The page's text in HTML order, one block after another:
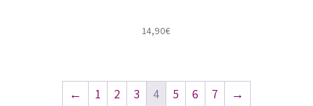
14,90€
← 1 2 3 4 5 6 7 →